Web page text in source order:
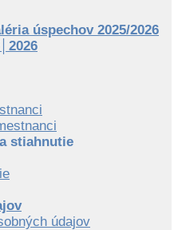
úspechov 2025/2026
stiahnutie
údajov